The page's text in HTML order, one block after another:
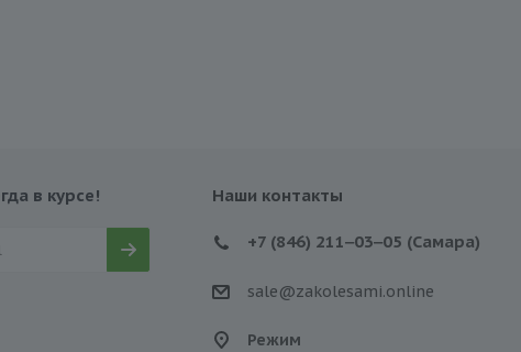
в курсе! Наши контакты
+7 (846) 211‒03‒05 (Самара)
sale@zakolesami.online
Режим